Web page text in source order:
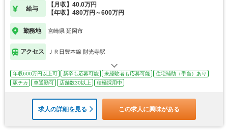
給与
【月収】40.0万円
【年収】480万円～600万円
勤務地 宮崎県 延岡市
アクセス ＪＲ日豊本線 財光寺駅
年収600万円以上可 新卒も応募可能 未経験者も応募可能
住宅補助（手当）あり
駅チカ
車通勤可 店舗数30以上 積極採用中
求人の詳細を見る この求人に興味がある